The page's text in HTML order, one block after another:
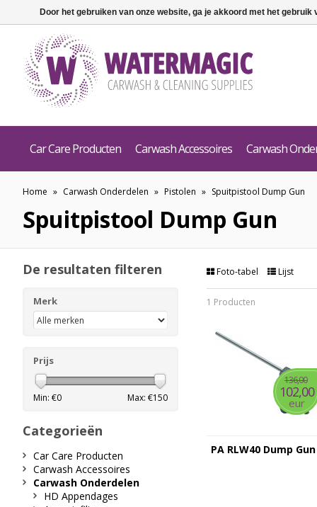
Car Care Producten Carwash Accessoires Carwash
Home » Carwash Onderdelen » Pistolen » Spuitpistool Dump Gun
Spuitpistool Dump Gun
Foto-tabel Lijst
1 Producten
136,00
102,00
eur
PA RLW40 Dump Gun
De resultaten filteren
Merk
Prijs
Min: €0 Max: €150
Categorieën
Car Care Producten
Carwash Accessoires
Carwash Onderdelen
HD Appendages
Door het gebruiken van onze website, ga je akkoord met het